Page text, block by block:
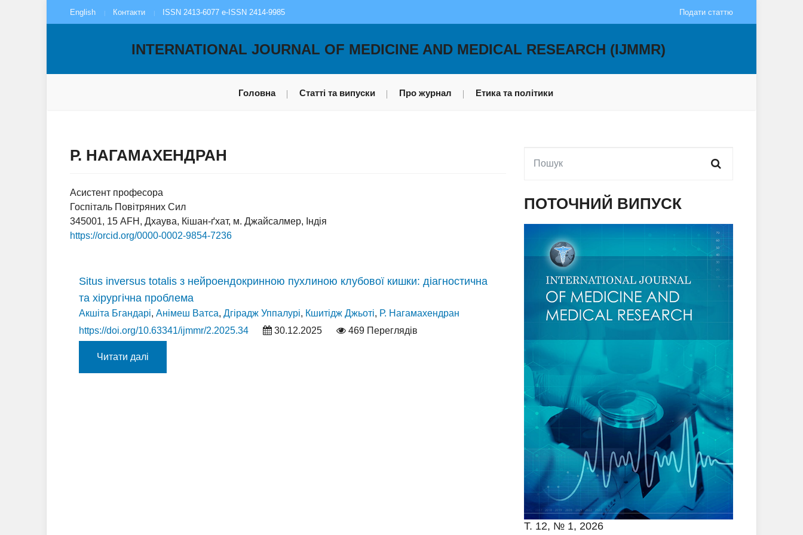
English Контакти ISSN 2413-6077 e-ISSN 2414-9985 Подати статтю
INTERNATIONAL JOURNAL OF MEDICINE AND MEDICAL RESEARCH (IJMMR)
Головна Статті та випуски Про журнал Етика та політики
Р. НАГАМАХЕНДРАН
Асистент професора
Госпіталь Повітряних Сил
345001, 15 AFH, Дхаува, Кішан-ґхат, м. Джайсалмер, Індія
https://orcid.org/0000-0002-9854-7236
Situs inversus totalis з нейроендокринною пухлиною клубової кишки: діагностична
та хірургічна проблема
Акшіта Бгандарі, Анімеш Ватса, Дгірадж Уппалурі, Кшитідж Джьоті, Р. Нагамахендран
https://doi.org/10.63341/ijmmr/2.2025.34
30.12.2025 469 Переглядів
Читати далі
ПОТОЧНИЙ ВИПУСК
Т. 12, № 1, 2026